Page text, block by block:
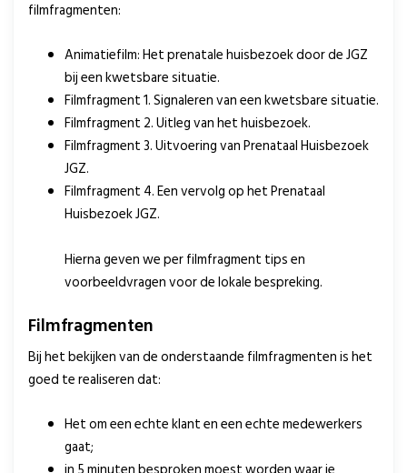
filmfragmenten:
Animatiefilm: Het prenatale huisbezoek door de JGZ
bij een kwetsbare situatie.
Filmfragment 1. Signaleren van een kwetsbare situatie.
Filmfragment 2. Uitleg van het huisbezoek.
Filmfragment 3. Uitvoering van Prenataal Huisbezoek
JGZ.
Filmfragment 4. Een vervolg op het Prenataal
Huisbezoek JGZ.
Hierna geven we per filmfragment tips en
voorbeeldvragen voor de lokale bespreking.
Filmfragmenten
Bij het bekijken van de onderstaande filmfragmenten is het
goed te realiseren dat:
Het om een echte klant en een echte medewerkers
gaat;